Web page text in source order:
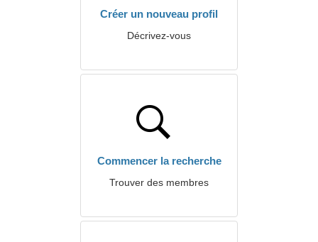
Créer un nouveau profil
Décrivez-vous
Commencer la recherche
Trouver des membres